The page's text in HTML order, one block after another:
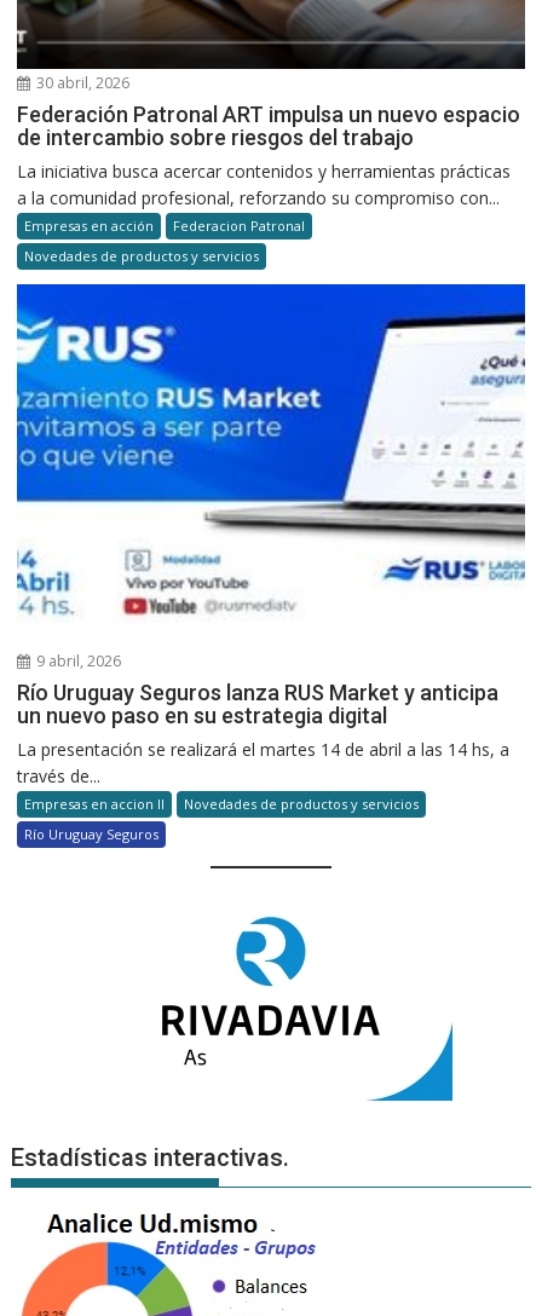
30 abril, 2026
Federación Patronal ART impulsa un nuevo espacio
de intercambio sobre riesgos del trabajo
La iniciativa busca acercar contenidos y herramientas prácticas
a la comunidad profesional, reforzando su compromiso con...
Empresas en acción
Federacion Patronal
Novedades de productos y servicios
9 abril, 2026
Río Uruguay Seguros lanza RUS Market y anticipa
un nuevo paso en su estrategia digital
La presentación se realizará el martes 14 de abril a las 14 hs, a
través de...
Empresas en accion II
Novedades de productos y servicios
Río Uruguay Seguros
Estadísticas interactivas.